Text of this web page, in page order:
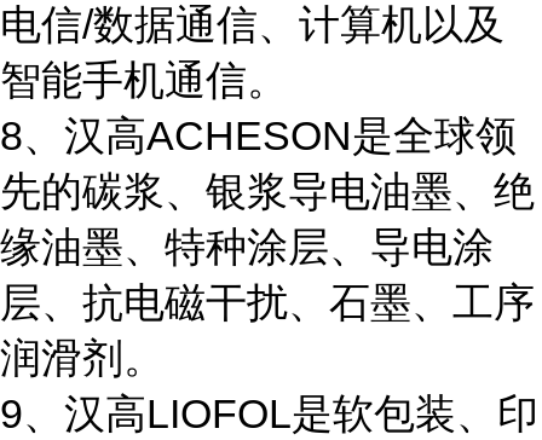
电信/数据通信、计算机以及
智能手机通信。
8、汉高ACHESON是全球领
先的碳浆、银浆导电油墨、绝
缘油墨、特种涂层、导电涂
层、抗电磁干扰、石墨、工序
润滑剂。
9、汉高LIOFOL是软包装、印